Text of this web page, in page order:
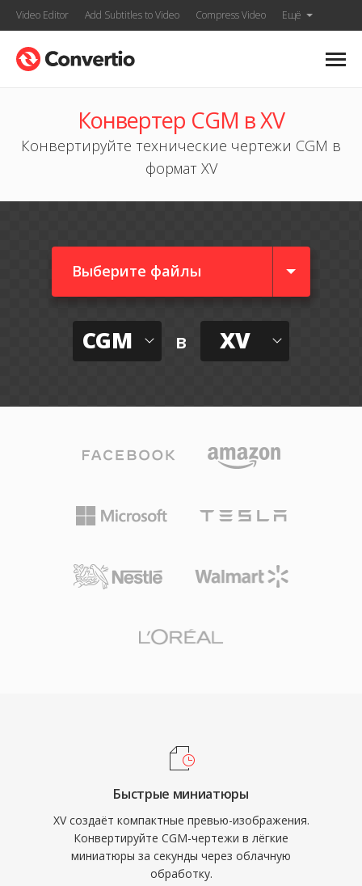
Video Editor Add Subtitles to Video Compress Video Ещё
Конвертер CGM в XV
Конвертируйте технические чертежи CGM в
формат XV
Выберите файлы
CGM в XV
Быстрые миниатюры
XV создаёт компактные превью-изображения.
Конвертируйте CGM-чертежи в лёгкие
миниатюры за секунды через облачную
обработку.